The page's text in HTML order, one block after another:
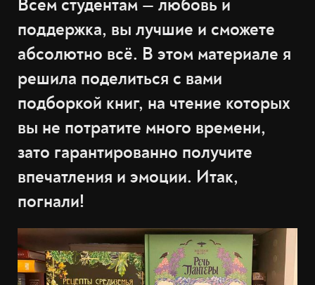
Всем студентам — любовь и
поддержка, вы лучшие и сможете
абсолютно всё. В этом материале я
решила поделиться с вами
подборкой книг, на чтение которых
вы не потратите много времени,
зато гарантированно получите
впечатления и эмоции. Итак,
погнали!